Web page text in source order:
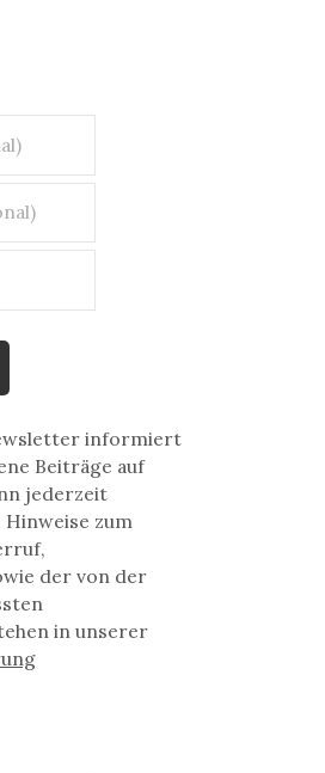
informiert
Beiträge auf
jederzeit
zum
der von der
in unserer